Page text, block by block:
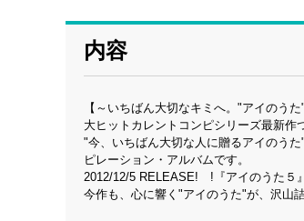
内容
【～いちばん大切なキミへ。"アイのうた
大ヒットカレントコンピシリーズ最新作
"今、いちばん大切な人に贈るアイのう
ピレーション・アルバムです。
2012/12/5 RELEASE! !『アイのうた５』
今作も、心に響く"アイのうた"が、沢山